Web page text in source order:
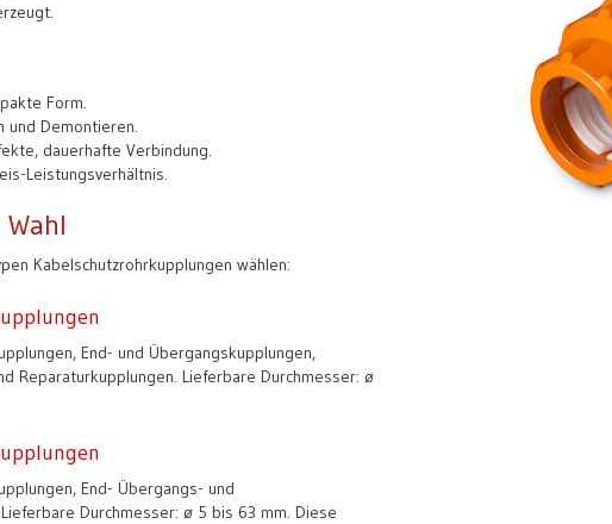
Form.
und Demontieren.
dauerhafte Verbindung.
Leistungsverhältnis.
Kabelschutzrohrkupplungen wählen:
End- und Übergangskupplungen,
Reparaturkupplungen. Lieferbare Durchmesser: ø
End- Übergangs- und
Durchmesser: ø 5 bis 63 mm. Diese